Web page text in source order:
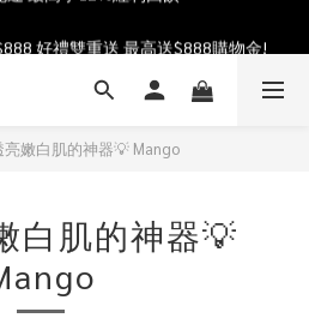
好禮雙重送 最高送$888購物金!
物金  加入LINE社群享優惠價
亮嫩白肌的神器💡 Mango
白肌的神器💡